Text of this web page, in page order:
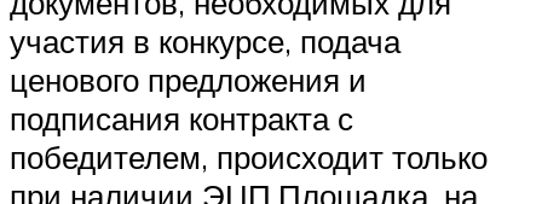
участия в конкурсе, подача
ценового предложения и
подписания контракта с
победителем, происходит только
при наличии ЭЦП.Площадка, на